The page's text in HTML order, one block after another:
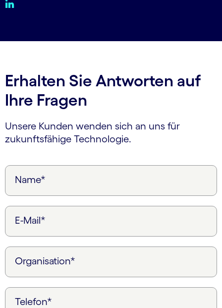
Erhalten Sie Antworten auf
Ihre Fragen
Unsere Kunden wenden sich an uns für
zukunftsfähige Technologie.
Name*
E-Mail*
Organisation*
Telefon*